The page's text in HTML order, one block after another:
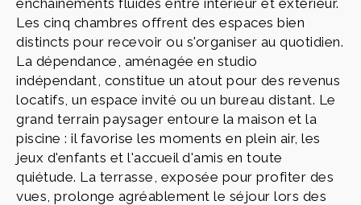
Les cinq chambres offrent des espaces bien
distincts pour recevoir ou s'organiser au quotidien.
La dépendance, aménagée en studio
indépendant, constitue un atout pour des revenus
locatifs, un espace invité ou un bureau distant. Le
grand terrain paysager entoure la maison et la
piscine : il favorise les moments en plein air, les
jeux d'enfants et l'accueil d'amis en toute
quiétude. La terrasse, exposée pour profiter des
vues, prolonge agréablement le séjour lors des